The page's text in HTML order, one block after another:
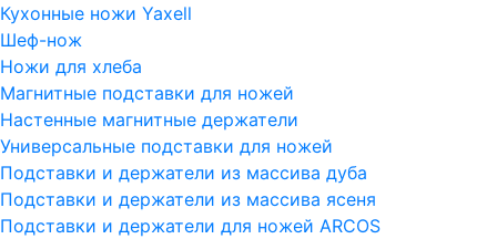
Кухонные ножи Yaxell
Шеф-нож
Ножи для хлеба
Магнитные подставки для ножей
Настенные магнитные держатели
Универсальные подставки для ножей
Подставки и держатели из массива дуба
Подставки и держатели из массива ясеня
Подставки и держатели для ножей ARCOS